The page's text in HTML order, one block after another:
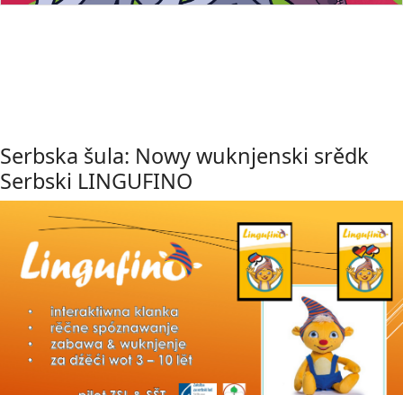
Serbska šula: Nowy wuknjenski srědk
Serbski LINGUFINO